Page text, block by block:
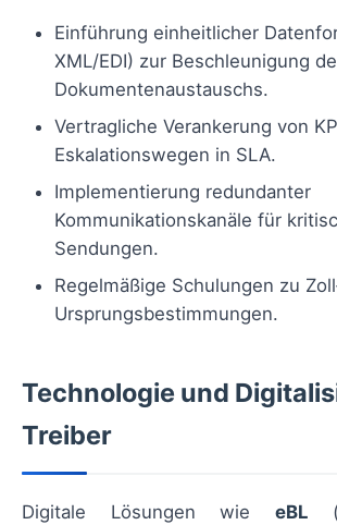
Einführung einheitlicher
XML/EDI) zur Beschleunigung
Dokumentenaustauschs.
Vertragliche Verankerung von
Eskalationswegen in SLA.
Implementierung redundanter
Kommunikationskanäle für
Sendungen.
Regelmäßige Schulungen zu
Ursprungsbestimmungen.
Technologie und
Treiber
Digitale Lösungen wie eBL